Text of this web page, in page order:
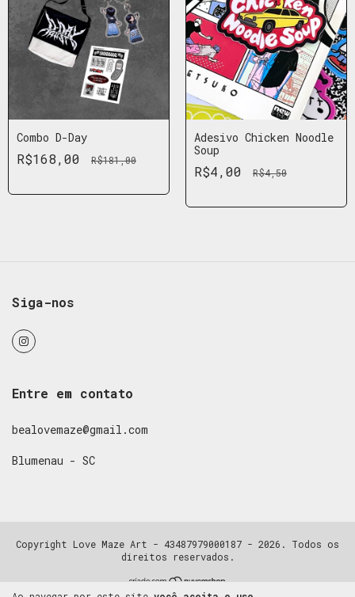
Combo D-Day
R$168,00 R$181,00
Adesivo Chicken Noodle
Soup
R$4,00 R$4,50
Siga-nos
Entre em contato
bealovemaze@gmail.com
Blumenau - SC
Copyright Love Maze Art - 43487979000187 - 2026. Todos os
direitos reservados.